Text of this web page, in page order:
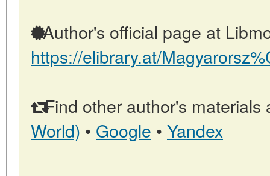
Author's official page at
https://elibrary.at/
Find other author's materials
World) • Google • Yandex